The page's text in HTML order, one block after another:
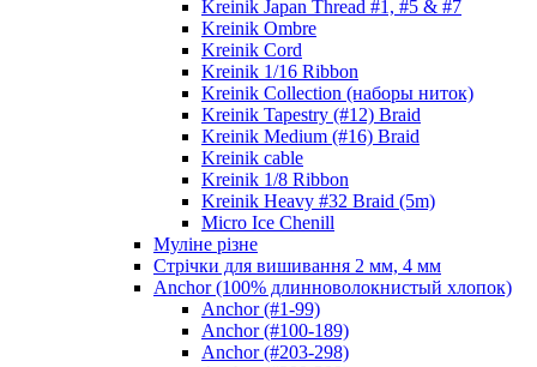
Kreinik Japan Thread #1, #5 & #7
Kreinik Ombre
Kreinik Cord
Kreinik 1/16 Ribbon
Kreinik Collection (наборы ниток)
Kreinik Tapestry (#12) Braid
Kreinik Medium (#16) Braid
Kreinik cable
Kreinik 1/8 Ribbon
Kreinik Heavy #32 Braid (5m)
Micro Ice Chenill
Муліне різне
Стрічки для вишивання 2 мм, 4 мм
Anchor (100% длинноволокнистый хлопок)
Anchor (#1-99)
Anchor (#100-189)
Anchor (#203-298)